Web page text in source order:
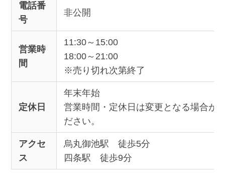
電話番
号
非公開
営業時
間
11:30～15:00
18:00～21:00
※売り切れ次第終了
定休日
年末年始
営業時間・定休日は変更となる場合が
ださい。
アクセ
ス
烏丸御池駅 徒歩5分
四条駅 徒歩9分